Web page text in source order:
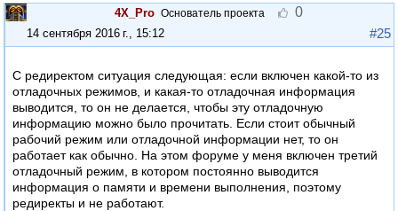
4X_Pro Основатель проекта 0
14 сентября 2016 г., 15:12 #25
С редиректом ситуация следующая: если включен какой-то из
отладочных режимов, и какая-то отладочная информация
выводится, то он не делается, чтобы эту отладочную
информацию можно было прочитать. Если стоит обычный
рабочий режим или отладочной информации нет, то он
работает как обычно. На этом форуме у меня включен третий
отладочный режим, в котором постоянно выводится
информация о памяти и времени выполнения, поэтому
редиректы и не работают.